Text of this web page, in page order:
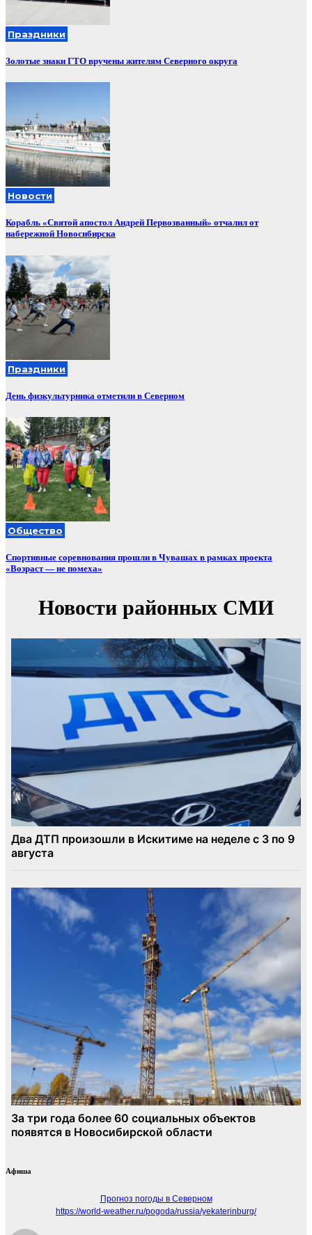
Праздники
Золотые знаки ГТО вручены жителям Северного округа
Новости
Корабль «Святой апостол Андрей Первозванный» отчалил от
набережной Новосибирска
Праздники
День физкультурника отметили в Северном
Общество
Спортивные соревнования прошли в Чувашах в рамках проекта
«Возраст — не помеха»
Афиша
Прогноз погоды в Северном
https://world-weather.ru/pogoda/russia/yekaterinburg/